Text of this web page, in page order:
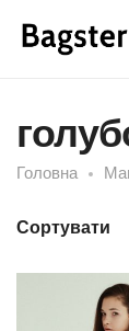
Головна
Сортувати